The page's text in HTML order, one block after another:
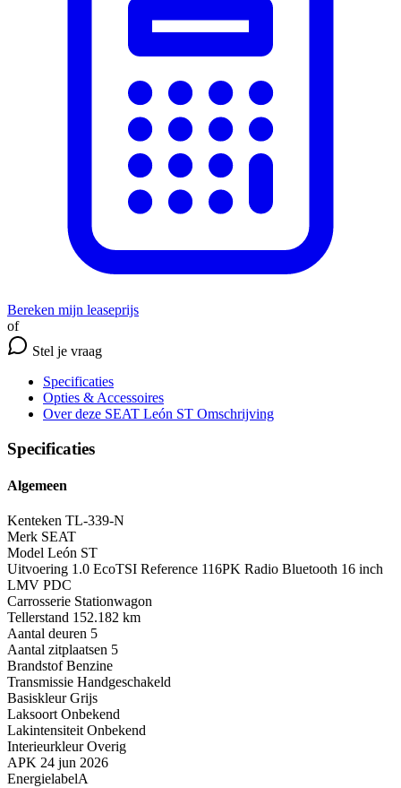
Bereken mijn leaseprijs
of
Stel je vraag
Specificaties
Opties & Accessoires
Over deze SEAT León ST Omschrijving
Specificaties
Algemeen
Kenteken TL-339-N
Merk SEAT
Model León ST
Uitvoering 1.0 EcoTSI Reference 116PK Radio Bluetooth 16 inch
LMV PDC
Carrosserie Stationwagon
Tellerstand 152.182 km
Aantal deuren 5
Aantal zitplaatsen 5
Brandstof Benzine
Transmissie Handgeschakeld
Basiskleur Grijs
Laksoort Onbekend
Lakintensiteit Onbekend
Interieurkleur Overig
APK 24 jun 2026
EnergielabelA